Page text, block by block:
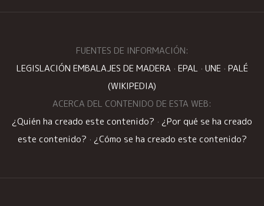
FUENTES DE INFORMACIÓN:
LEGISLACIÓN EMBALAJES DE MADERA · EPAL· UNE · PALÉ
(WIKIPEDIA)
ACERCA DEL CONTENIDO DE ESTA WEB:
¿Quién ha creado este contenido? · ¿Por qué se ha creado
este contenido? · ¿Cómo se ha creado este contenido?